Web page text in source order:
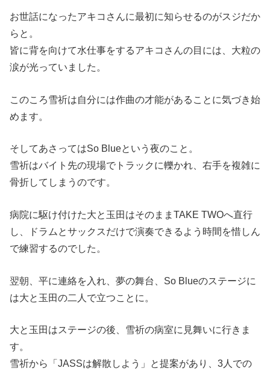
お世話になったアキコさんに最初に知らせるのがスジだか
らと。
皆に背を向けて水仕事をするアキコさんの目には、大粒の
涙が光っていました。
このころ雪祈は自分には作曲の才能があることに気づき始
めます。
そしてあさってはSo Blueという夜のこと。
雪祈はバイト先の現場でトラックに轢かれ、右手を複雑に
骨折してしまうのです。
病院に駆け付けた大と玉田はそのままTAKE TWOへ直行
し、ドラムとサックスだけで演奏できるよう時間を惜しん
で練習するのでした。
翌朝、平に連絡を入れ、夢の舞台、So Blueのステージに
は大と玉田の二人で立つことに。
大と玉田はステージの後、雪祈の病室に見舞いに行きま
す。
雪祈から「JASSは解散しよう」と提案があり、3人での